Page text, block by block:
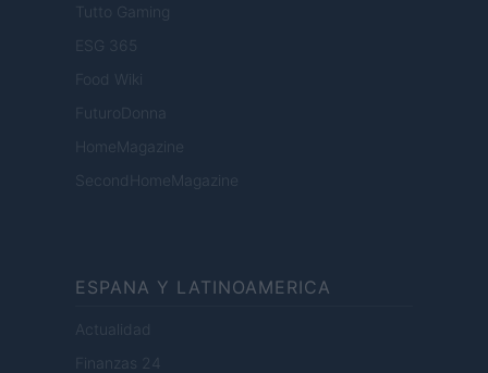
Tutto Gaming
ESG 365
Food Wiki
FuturoDonna
HomeMagazine
SecondHomeMagazine
ESPANA Y LATINOAMERICA
Actualidad
Finanzas 24